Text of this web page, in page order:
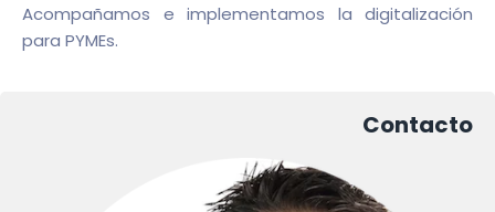
Acompañamos e implementamos la digitalización
para PYMEs.
Contacto